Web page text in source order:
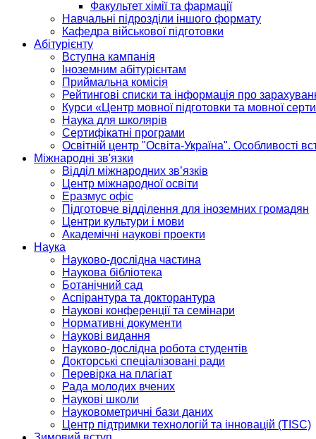
Факультет хімії та фармації
Навчальні підрозділи іншого формату
Кафедра військової підготовки
Абітурієнту
Вступна кампанія
Іноземним абітурієнтам
Приймальна комісія
Рейтингові списки та інформація про
Курси «Центр мовної підготовки та мовної
Наука для школярів
Сертифікатні програми
Освітній центр "Освіта-Україна". Особливості
Міжнародні зв'язки
Відділ міжнародних зв’язків
Центр міжнародної освіти
Еразмус офіс
Підготовче відділення для іноземних громадян
Центри культури і мови
Академічні наукові проекти
Наука
Науково-дослідна частина
Наукова бібліотека
Ботанічний сад
Аспірантура та докторантура
Наукові конференції та семінари
Нормативні документи
Наукові видання
Науково-дослідна робота студентів
Докторські спеціалізовані ради
Перевірка на плагіат
Рада молодих вчених
Наукові школи
Науковометричні бази даних
Центр підтримки технологій та інновацій (TISC)